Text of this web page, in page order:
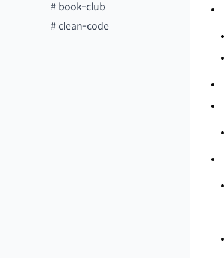
# book-club
#clean-code